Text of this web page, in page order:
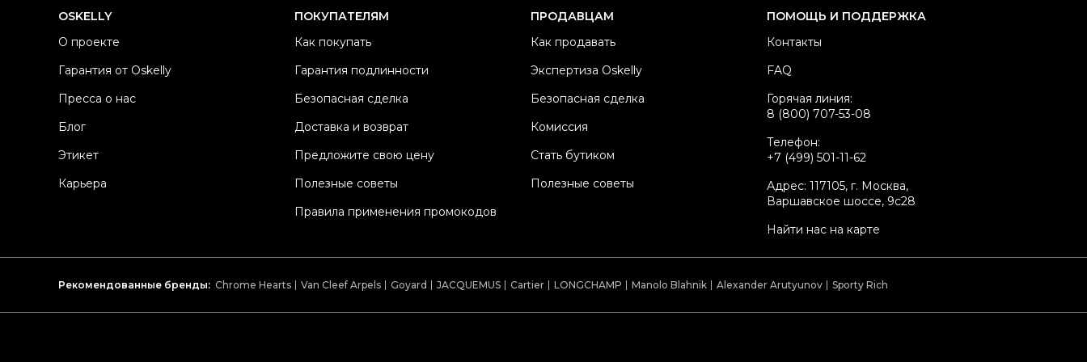
Материал джинсов
Состояние товара
Oskelly ID
OSKELLY
О проекте
Гарантия от Oskelly
Пресса о нас
Блог
Этикет
Карьера
ПОКУПАТЕЛЯМ
Как покупать
Гарантия подлинности
Безопасная сделка
Доставка и возврат
Предложите свою цену
Полезные советы
Правила применения промокодов
ПРОДАВЦАМ
Как продавать
Экспертиза Oskelly
Безопасная сделка
Комиссия
Стать бутиком
Полезные советы
ПОМОЩЬ И ПОДДЕРЖКА
Контакты
FAQ
Горячая линия:
8 (800) 707-53-08
Телефон:
+7 (499) 501-11-62
Адрес: 117105, г. Москва,
Варшавское шоссе, 9с28
Найти нас на карте
Рекомендованные бренды: Chrome Hearts Van Cleef Arpels Goyard JACQUEMUS Cartier LONGCHAMP Manolo Blahnik Alexander Arutyunov Sporty Rich